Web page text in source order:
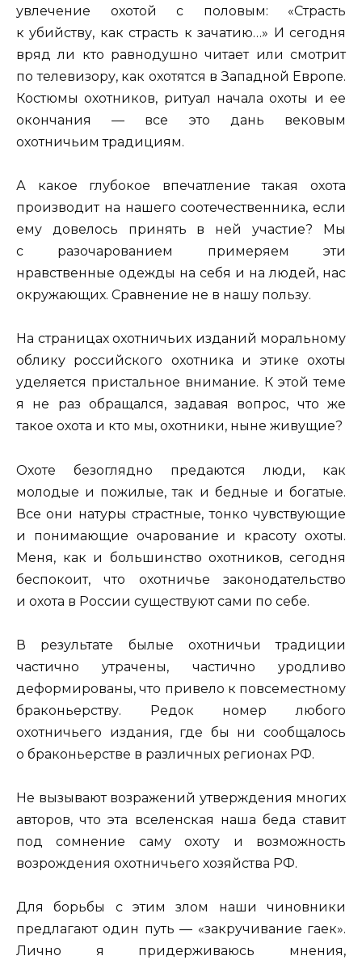
увлечение охотой с половым: «Страсть
к убийству, как страсть к зачатию…» И сегодня
вряд ли кто равнодушно читает или смотрит
по телевизору, как охотятся в Западной Европе.
Костюмы охотников, ритуал начала охоты и ее
окончания — все это дань вековым
охотничьим традициям.
А какое глубокое впечатление такая охота
производит на нашего соотечественника, если
ему довелось принять в ней участие? Мы
с разочарованием примеряем эти
нравственные одежды на себя и на людей, нас
окружающих. Сравнение не в нашу пользу.
На страницах охотничьих изданий моральному
облику российского охотника и этике охоты
уделяется пристальное внимание. К этой теме
я не раз обращался, задавая вопрос, что же
такое охота и кто мы, охотники, ныне живущие?
Охоте безоглядно предаются люди, как
молодые и пожилые, так и бедные и богатые.
Все они натуры страстные, тонко чувствующие
и понимающие очарование и красоту охоты.
Меня, как и большинство охотников, сегодня
беспокоит, что охотничье законодательство
и охота в России существуют сами по себе.
В результате былые охотничьи традиции
частично утрачены, частично уродливо
деформированы, что привело к повсеместному
браконьерству. Редок номер любого
охотничьего издания, где бы ни сообщалось
о браконьерстве в различных регионах РФ.
Не вызывают возражений утверждения многих
авторов, что эта вселенская наша беда ставит
под сомнение саму охоту и возможность
возрождения охотничьего хозяйства РФ.
Для борьбы с этим злом наши чиновники
предлагают один путь — «закручивание гаек».
Лично я придерживаюсь мнения,